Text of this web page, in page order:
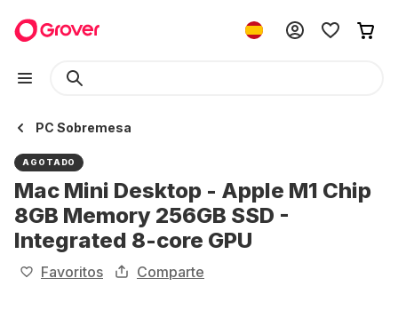
PC Sobremesa
AGOTADO
Mac Mini Desktop - Apple M1 Chip
8GB Memory 256GB SSD -
Integrated 8-core GPU
Favoritos Comparte